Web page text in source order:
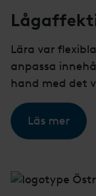
Lära var
anpassa
hand med det
Läs mer